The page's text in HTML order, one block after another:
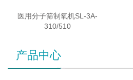
医用分子筛制氧机SL-3A-
310/510
产品中心